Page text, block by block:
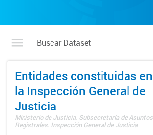
Entidades constituidas en
la Inspección General de
Justicia
Ministerio de Justicia. Subsecretaría de Asuntos
Registrales. Inspección General de Justicia